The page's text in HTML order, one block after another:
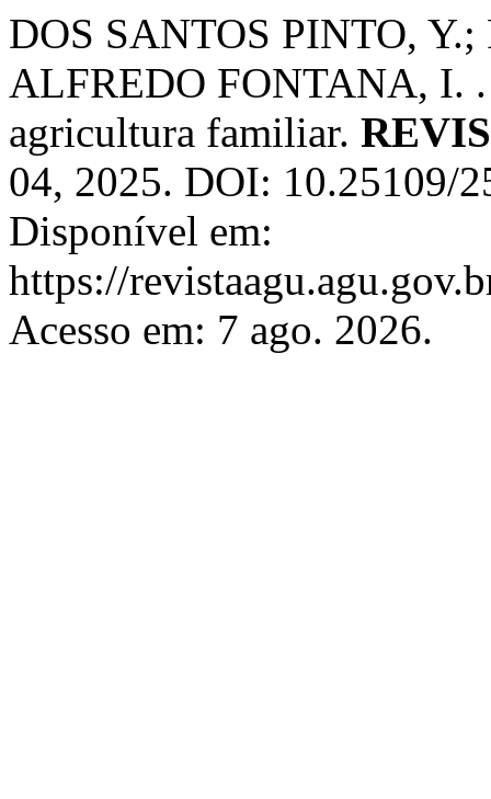
DOS SANTOS PINTO,
ALFREDO FONTANA, I.
agricultura familiar.
04, 2025. DOI: 10.25109/
Disponível em:
https://
Acesso em: 7 ago. 2026.